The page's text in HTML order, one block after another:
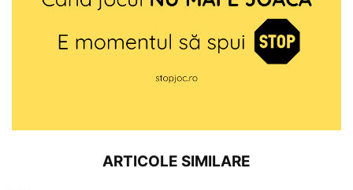
ARTICOLE SIMILARE